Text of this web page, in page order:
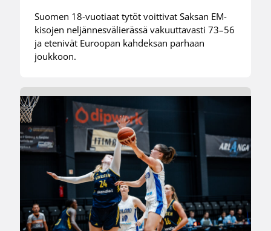
Suomen 18-vuotiaat tytöt voittivat Saksan EM-
kisojen neljännesvälierässä vakuuttavasti 73–56
ja etenivät Euroopan kahdeksan parhaan
joukkoon.